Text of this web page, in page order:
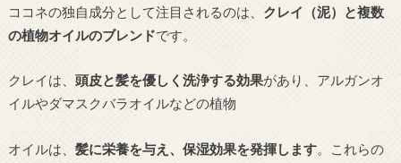
ココネの独自成分として注目されるのは、 クレイ（泥）と複数
の植物オイルのブレンドです。
クレイは、 頭皮と髪を優しく洗浄する効果があり、アルガンオ
イルやダマスクバラオイルなどの植物
オイルは、 髪に栄養を与え、保湿効果を発揮します。これらの